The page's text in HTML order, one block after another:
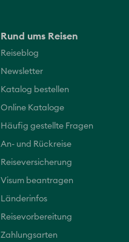
Rund ums Reisen
Reiseblog
Newsletter
Katalog bestellen
Online Kataloge
Häufig gestellte Fragen
An- und Rückreise
Reiseversicherung
Visum beantragen
Länderinfos
Reisevorbereitung
Zahlungsarten